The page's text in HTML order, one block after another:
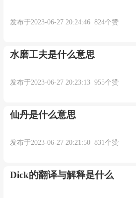
发布于2023-06-27 20:24:46 824个赞
水磨工夫是什么意思
发布于2023-06-27 20:23:13 955个赞
仙丹是什么意思
发布于2023-06-27 20:21:50 831个赞
Dick的翻译与解释是什么